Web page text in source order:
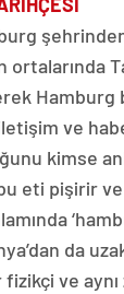
ve
kimse
eti pişirir
da
ve